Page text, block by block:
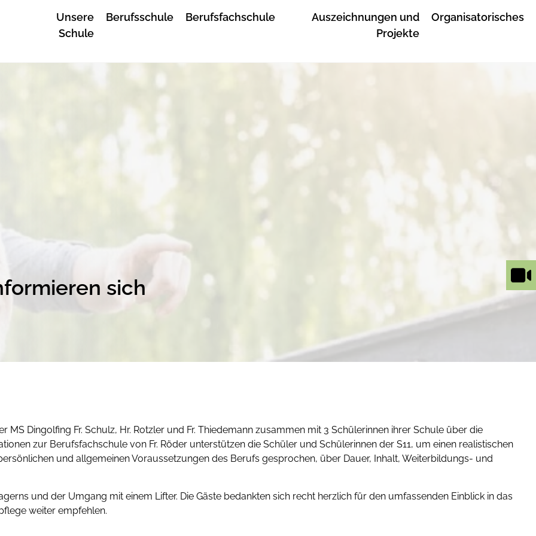
Unsere
Schule
Berufsschule Berufsfachschule
Auszeichnungen und
Projekte
Organisatorisches
sich
Dingolfing Fr. Schulz, Hr. Rotzler und Fr. Thiedemann zusammen mit 3 Schülerinnen ihrer Schule über die
zur Berufsfachschule von Fr. Röder unterstützen die Schüler und Schülerinnen der S11, um einen realistischen
und allgemeinen Voraussetzungen des Berufs gesprochen, über Dauer, Inhalt, Weiterbildungs- und
und der Umgang mit einem Lifter. Die Gäste bedankten sich recht herzlich für den umfassenden Einblick in das
weiter empfehlen.